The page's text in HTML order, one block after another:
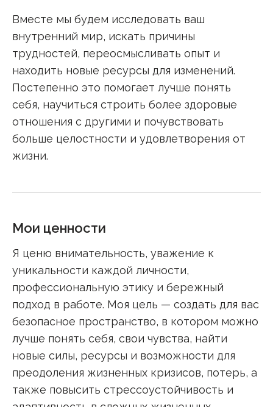
Вместе мы будем исследовать ваш
внутренний мир, искать причины
трудностей, переосмысливать опыт и
находить новые ресурсы для изменений.
Постепенно это помогает лучше понять
себя, научиться строить более здоровые
отношения с другими и почувствовать
больше целостности и удовлетворения от
жизни.
Мои ценности
Я ценю внимательность, уважение к
уникальности каждой личности,
профессиональную этику и бережный
подход в работе. Моя цель — создать для вас
безопасное пространство, в котором можно
лучше понять себя, свои чувства, найти
новые силы, ресурсы и возможности для
преодоления жизненных кризисов, потерь, а
также повысить стрессоустойчивость и